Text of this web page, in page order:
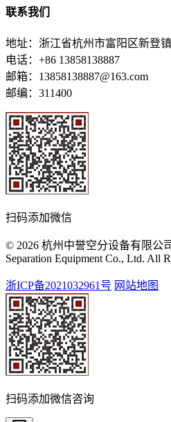
联系我们
地址：浙江省杭州市富阳区新登
电话：+86 13858138887
邮箱：13858138887@163.com
邮编：311400
扫码添加微信
© 2026 杭州中誉空分设备有限公
Separation Equipment Co., Ltd. All
浙ICP备2021032961号 网站地图
扫码添加微信咨询